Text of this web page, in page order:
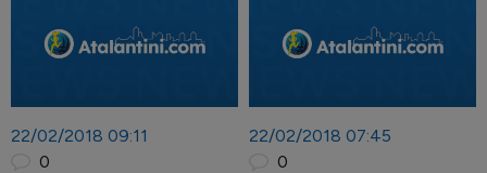
22/02/2018 09:11
0
22/02/2018 07:45
0